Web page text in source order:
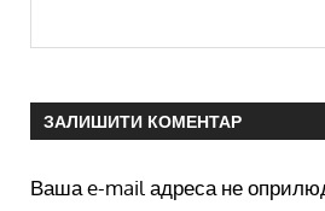
ЗАЛИШИТИ КОМЕНТАР
Ваша e-mail адреса не